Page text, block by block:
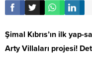
Şimal Kıbrıs’ın ilk
Arty Villaları projesi!